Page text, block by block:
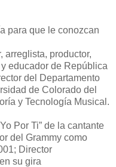
para que le conozcan
arreglista, productor,
educador de República
del Departamento
de Colorado del
y Tecnología Musical.
Por Ti” de la cantante
del Grammy como
Director
su gira